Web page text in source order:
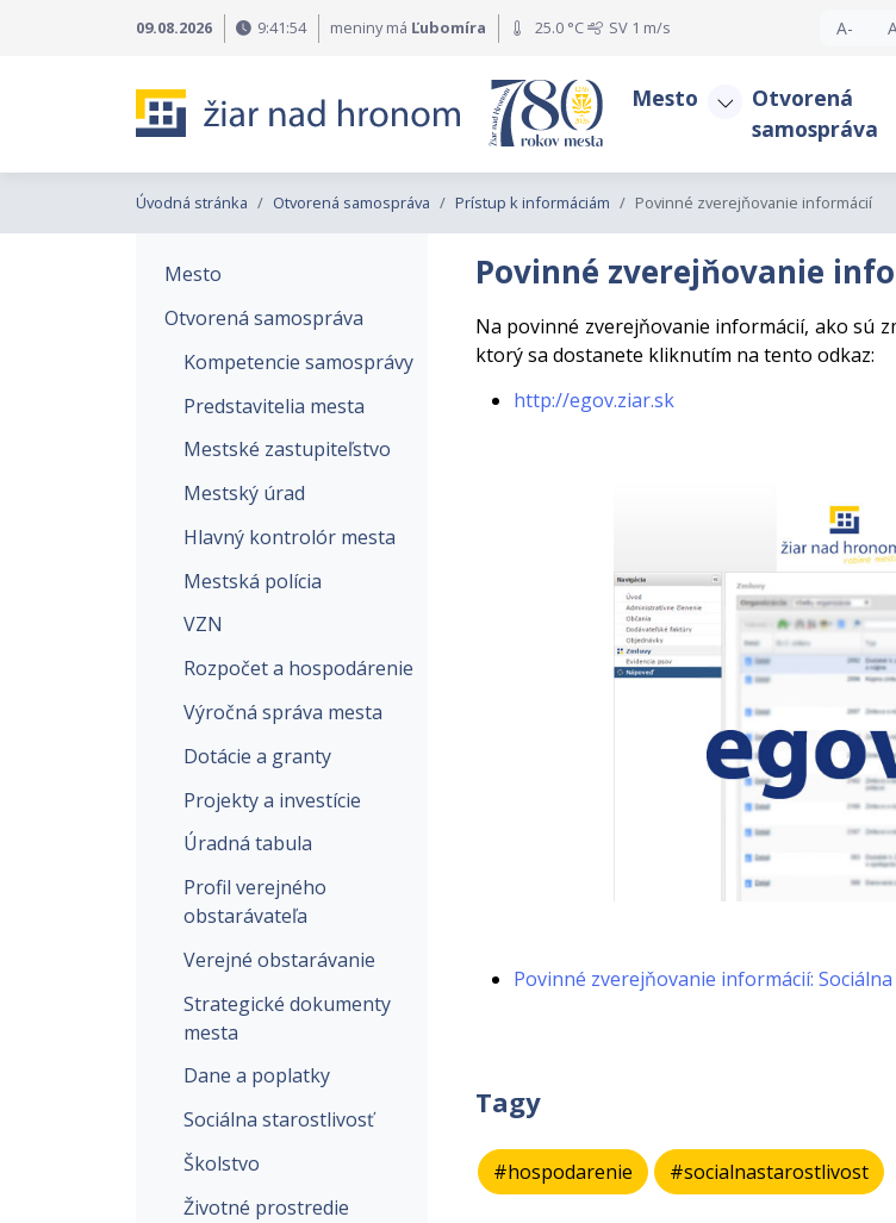
Preskočiť na hlavné menu
09.08.2026 9:41:55 meniny má Ľubomíra 25.0 °C SV 1 m/s A-
Mesto
Otvorená
samospráva
Úvodná stránka Otvorená samospráva Prístup k informáciám Povinné zverejňovanie informácií
Mesto
Otvorená samospráva
Kompetencie samosprávy
Predstavitelia mesta
Mestské zastupiteľstvo
Mestský úrad
Hlavný kontrolór mesta
Mestská polícia
VZN
Rozpočet a hospodárenie
Výročná správa mesta
Dotácie a granty
Projekty a investície
Úradná tabula
Profil verejného
obstarávateľa
Verejné obstarávanie
Strategické dokumenty
mesta
Dane a poplatky
Sociálna starostlivosť
Školstvo
Životné prostredie
Povinné zverejňovanie
Na povinné zverejňovanie informácií, ako sú
ktorý sa dostanete kliknutím na tento odkaz:
http://egov.ziar.sk
Povinné zverejňovanie informácií:
Tagy
#hospodarenie #socialnastarostlivost